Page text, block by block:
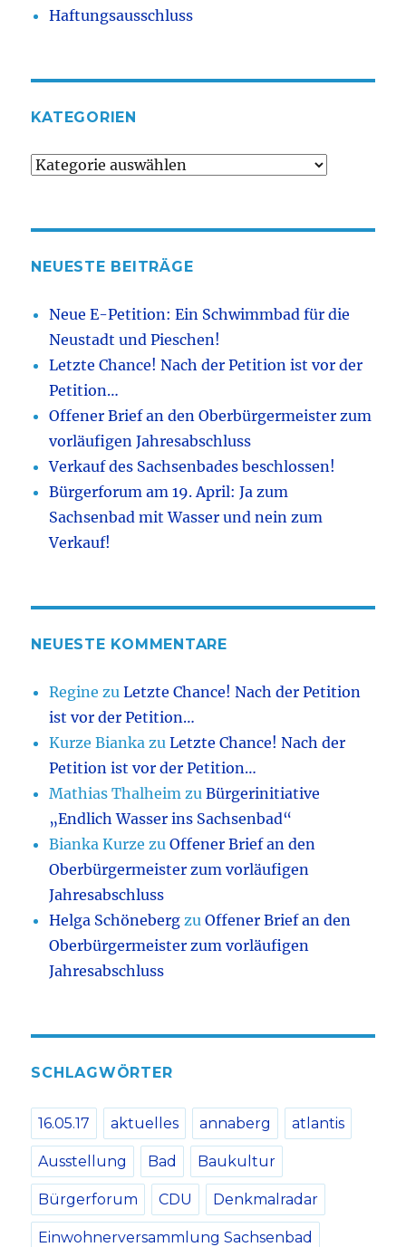
Haftungsausschluss
KATEGORIEN
Kategorien
NEUESTE BEITRÄGE
Neue E-Petition: Ein Schwimmbad für die
Neustadt und Pieschen!
Letzte Chance! Nach der Petition ist vor der
Petition…
Offener Brief an den Oberbürgermeister zum
vorläufigen Jahresabschluss
Verkauf des Sachsenbades beschlossen!
Bürgerforum am 19. April: Ja zum
Sachsenbad mit Wasser und nein zum
Verkauf!
NEUESTE KOMMENTARE
Regine zuLetzte Chance! Nach der Petition
ist vor der Petition…
Kurze Bianka zuLetzte Chance! Nach der
Petition ist vor der Petition…
Mathias Thalheim zuBürgerinitiative
„Endlich Wasser ins Sachsenbad“
Bianka Kurze zuOffener Brief an den
Oberbürgermeister zum vorläufigen
Jahresabschluss
Helga Schöneberg zuOffener Brief an den
Oberbürgermeister zum vorläufigen
Jahresabschluss
SCHLAGWÖRTER
16.05.17 aktuelles annaberg atlantis
Ausstellung Bad Baukultur
Bürgerforum CDU Denkmalradar
Einwohnerversammlung Sachsenbad